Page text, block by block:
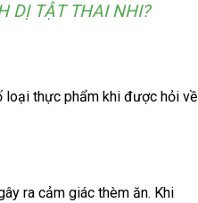
DỊ TẬT THAI NHI?
loại thực phẩm khi được hỏi về
ra cảm giác thèm ăn. Khi